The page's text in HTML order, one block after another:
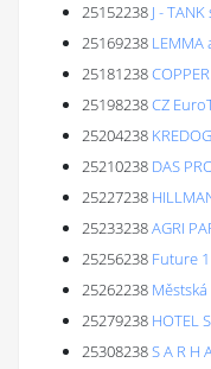
25152238 J -
25169238 LEMMA
25181238
25198238CZ
25204238
25210238 DAS
25227238
25233238AGRI
25256238 Future
25262238
25279238 HOTEL
25308238S A R H